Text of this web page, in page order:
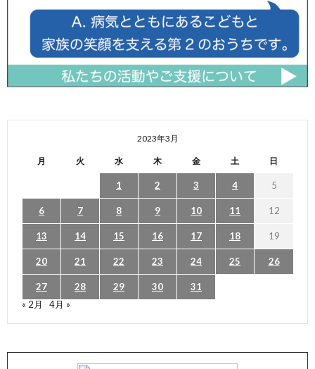
2023年3月
月 火 水 木 金 土 日
1 2 3 4 5
6 7 8 9 10 11 12
13 14 15 16 17 18 19
20 21 22 23 24 25 26
27 28 29 30
31
« 2月
4月 »